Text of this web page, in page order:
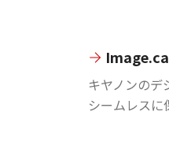
キヤノンのデ
シームレスに